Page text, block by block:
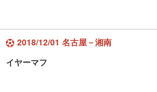
2018/12/01 名古屋－湘南
イヤーマフ